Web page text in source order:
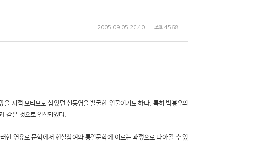
조회 4568
2005.09.05 20:40
시적 모티브로 삼았던 신동엽을 발굴한 인물이기도 하다. 특히 박봉우의
같은 것으로 인식되었다.
한 연유로 문학에서 현실참여와 통일문학에 이르는 과정으로 나아갈 수 있